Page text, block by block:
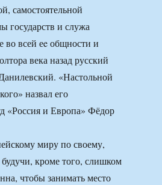
самостоятельной
государств и служа
во всей еe общности и
века назад русский
«Настольной
назвал его
«Россия и Европа» Фёдор
миру по своему,
кроме того, слишком
чтобы занимать место